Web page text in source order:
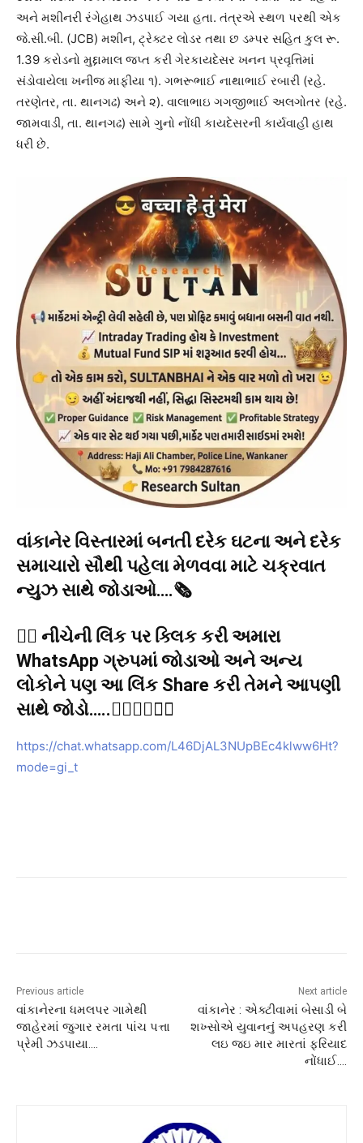
અને મશીનરી રંગેહાથ ઝડપાઈ ગયા હતા. તંત્રએ સ્થળ પરથી એક
જે.સી.બી. (JCB) મશીન, ટ્રેક્ટર લોડર તથા છ ડમ્પર સહિત કુલ રૂ.
1.39 કરોડનો મુદ્દામાલ જપ્ત કરી ગેરકાયદેસર ખનન પ્રવૃત્તિમાં
સંડોવાયેલા ખનીજ માફીયા ૧). ગભરૂભાઈ નાથાભાઈ રબારી (રહે.
તરણેતર, તા. થાનગઢ) અને ૨). વાલાભાઇ ગગજીભાઈ અલગોતર (રહે.
જામવાડી, તા. થાનગઢ) સામે ગુનો નોંધી કાયદેસરની કાર્યવાહી હાથ
ધરી છે.
વાંકાનેર વિસ્તારમાં બનતી દરેક ઘટના અને દરેક
સમાચારો સૌથી પહેલા મેળવવા માટે ચક્રવાત
ન્યુઝ સાથે જોડાઓ….🗞️
👉🏻 નીચેની લિંક પર ક્લિક કરી અમારા
WhatsApp ગ્રુપમાં જોડાઓ અને અન્ય
લોકોને પણ આ લિંક Share કરી તેમને આપણી
સાથે જોડો…..👇🏻👇🏻 👇🏻
https://chat.whatsapp.com/L46DjAL3NUpBEc4klww6Ht?
mode=gi_t
Previous article
વાંકાનેરના ધમલપર ગામેથી
જાહેરમાં જુગાર રમતા પાંચ પત્તા
પ્રેમી ઝડપાયા….
Next article
વાંકાનેર : એક્ટીવામાં બેસાડી બે
શખ્સોએ યુવાનનું અપહરણ કરી
લઇ જઇ માર મારતાં ફરિયાદ
નોંધાઈ….